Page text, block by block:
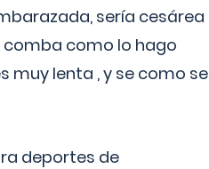
sería cesárea
comba como lo hago
muy lenta , y se como se
deportes de